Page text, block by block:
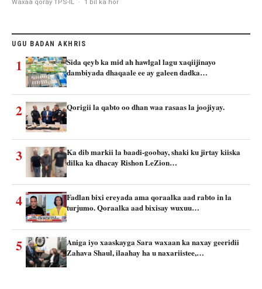
Waxaa qoray TPS-IL · 1 bil ka hor
UGU BADAN AKHRIS
1
Sida qeyb ka mid ah hawlgal lagu xaqiijinayo
dambiyada dhaqaale ee ay galeen dadka…
2 Qorigii la qabto oo dhan waa rasaas la joojiyay.
3
Ka dib markii la baadi-goobay, shaki ku jirtay kiiska
dilka ka dhacay Rishon LeZion…
4
Fadlan bixi ereyada ama qoraalka aad rabto in la
turjumo. Qoraalka aad bixisay wuxuu…
5
Aniga iyo xaaskayga Sara waxaan ka naxay geeridii
Zahava Shaul, ilaahay ha u naxariistee,…